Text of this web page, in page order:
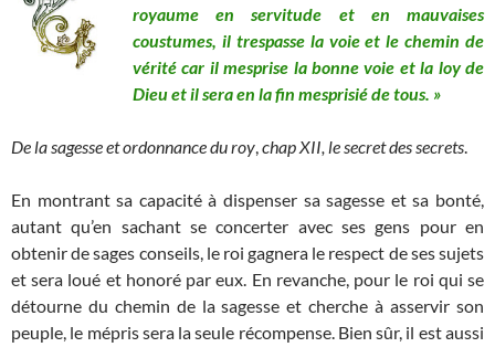
royaume en servitude et en mauvaises
coustumes, il trespasse la voie et le chemin de
vérité car il mesprise la bonne voie et la loy de
Dieu et il sera en la fin mesprisié de tous. »
De la sagesse et ordonnance du roy,chap XII, le secret des secrets.
En montrant sa capacité à dispenser sa sagesse et sa bonté,
autant qu’en sachant se concerter avec ses gens pour en
obtenir de sages conseils, le roi gagnera le respect de ses sujets
et sera loué et honoré par eux. En revanche, pour le roi qui se
détourne du chemin de la sagesse et cherche à asservir son
peuple, le mépris sera la seule récompense. Bien sûr, il est aussi